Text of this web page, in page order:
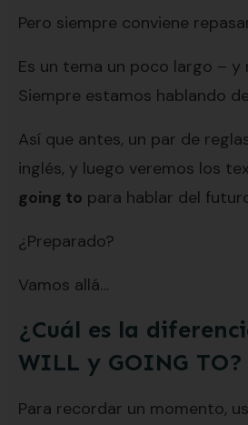
Pero siempre conviene
Es un tema un poco largo –
Siempre estamos hablando
Así que antes, un par de
inglés, y luego veremos los
going to para hablar del
¿Preparado?
Vamos allá…
¿Cuál es la
WILL y GOING TO?
Para recordar un momento,